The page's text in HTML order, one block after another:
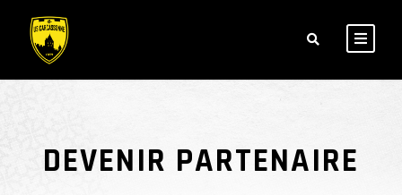
DEVENIR PARTENAIRE